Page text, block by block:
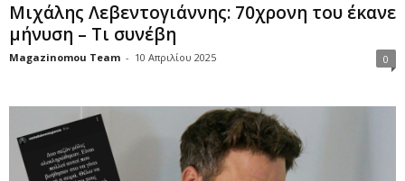
Μιχάλης Λεβεντογιάννης: 70χρονη του έκανε
μήνυση – Τι συνέβη
Magazinomou Team - 10 Απριλίου 2025 0